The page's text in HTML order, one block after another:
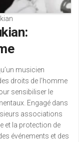
musicien
droits de l’homme
sensibiliser le
Engagé dans
associations
et la protection de
événements et des